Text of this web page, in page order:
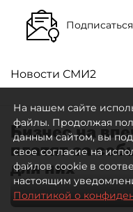
Новости СМИ2
Бизнес на
платят за
для них
На нашем сайте
файлы. Продолжая
данным сайтом, вы
свое согласие на
файлов cookie в
настоящим
Политикой о